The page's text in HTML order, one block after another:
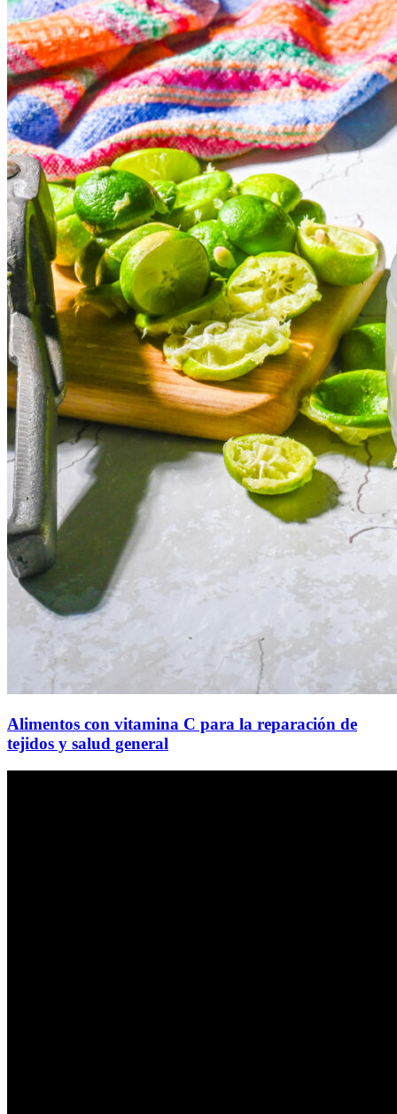
Alimentos con vitamina C para la reparación de
tejidos y salud general